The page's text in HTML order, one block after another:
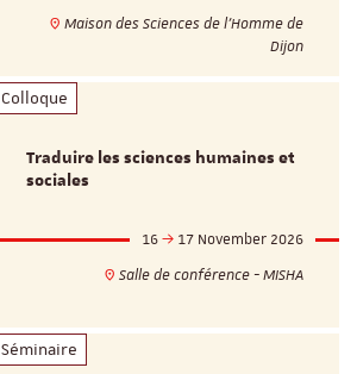
Maison des Sciences de l'Homme de
Dijon
Colloque
Traduire les sciences humaines et
sociales
16
17 November 2026
Salle de conférence - MISHA
Séminaire